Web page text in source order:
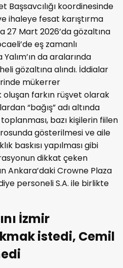
Başsavcılığı koordinesinde
ihaleye fesat karıştırma
27 Mart 2026’da gözaltına
eş zamanlı
da aralarında
gözaltına alındı. İddialar
mükerrer
farkın rüşvet olarak
“bağış” adı altında
bazı kişilerin fiilen
gösterilmesi ve aile
baskısı yapılması gibi
dikkat çeken
Ankara’daki Crowne Plaza
personeliS.A. ile birlikte
İzmir
istedi, Cemil